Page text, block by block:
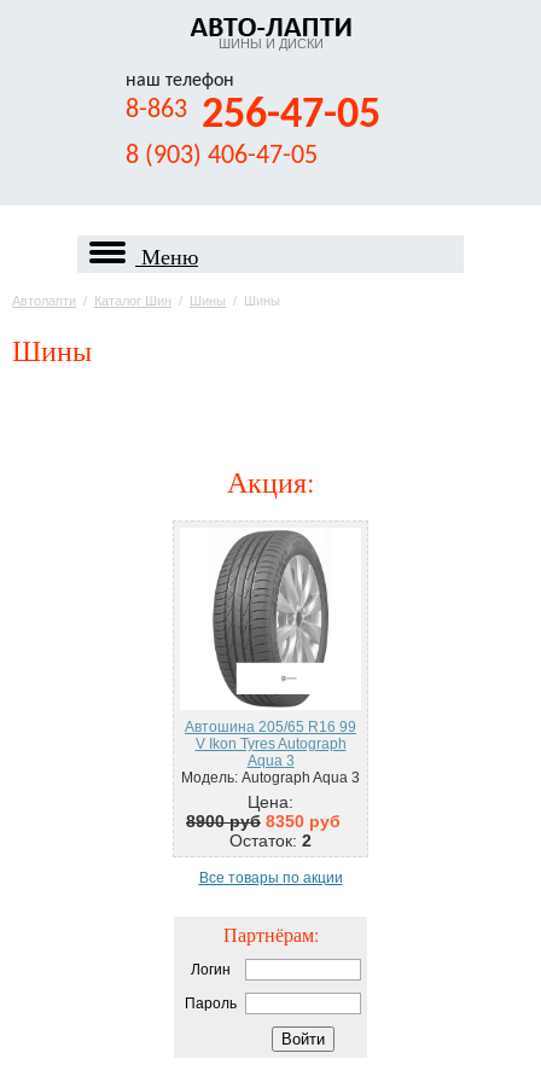
ШИНЫ И ДИСКИ
наш телефон
8-863 256-47-05
8 (903) 406-47-05
Меню
Автолапти / Каталог Шин / Шины / Шины
Шины
Акция:
Автошина 205/65 R16 99
V Ikon Tyres Autograph
Aqua 3
Модель: Autograph Aqua 3
Цена:
8900 руб 8350 руб
Остаток: 2
Все товары по акции
Партнёрам:
Логин
Пароль
Войти